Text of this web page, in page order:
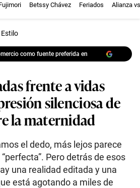
Betssy Chávez Feriados Alianza
Estilo
como fuente preferida en
frente a vidas
silenciosa de
la maternidad
el dedo, más lejos parece
Pero detrás de esos
una realidad editada y una
está agotando a miles de